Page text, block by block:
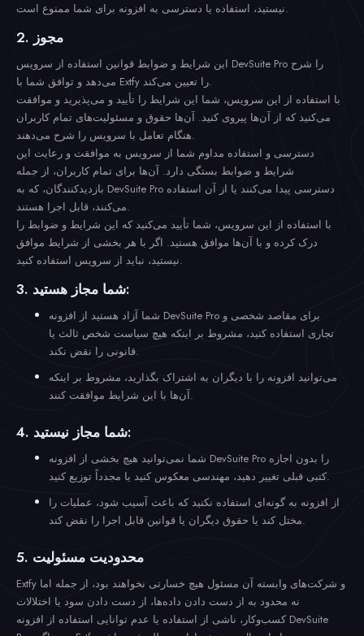
نیستید، استفاده یا دسترسی به افزونه برای شما ممنوع است.
2. مجوز
این شرایط و ضوابط قوانین استفاده از سرویس DevSuite Pro را شرح
می‌دهد و توافق شما با Extfy را تعیین می‌کند.
با استفاده از این سرویس، شما این شرایط را تأیید و می‌پذیرید و موافقت
می‌کنید که از آن‌ها پیروی کنید. آن‌ها حقوق و مسئولیت‌های تمام کاربران
هنگام تعامل با سرویس را شرح می‌دهند.
دسترسی و استفاده مداوم شما از سرویس به موافقت و رعایت این
شرایط و ضوابط بستگی دارد. آن‌ها برای تمام کاربران، از جمله
بازدیدکنندگان، که به DevSuite Pro دسترسی پیدا می‌کنند یا از آن استفاده
می‌کنند، قابل اجرا هستند.
با استفاده از این سرویس، شما تأیید می‌کنید که این شرایط و ضوابط را
درک کرده و با آن‌ها موافق هستید. اگر با هر بخشی از شرایط موافق
نیستید، نباید از سرویس استفاده کنید.
3. شما مجاز هستید:
شما آزاد هستید از افزونه DevSuite Pro برای مقاصد شخصی و
تجاری استفاده کنید، مشروط بر اینکه هیچ سیاست شخص ثالث یا
قانونی را نقض نکند.
می‌توانید افزونه را با دیگران به اشتراک بگذارید، مشروط بر اینکه
آن‌ها با این شرایط موافقت کنند.
4. شما مجاز نیستید:
شما نمی‌توانید هیچ بخشی از افزونه DevSuite Pro را بدون اجازه
کتبی قبلی تغییر دهید، مهندسی معکوس کنید یا مجدداً توزیع کنید.
از افزونه به گونه‌ای استفاده نکنید که باعث آسیب شود، عملیات را
مختل کند یا حقوق دیگران یا قوانین قابل اجرا را نقض کند.
5. محدودیت مسئولیت
Extfy و شرکت‌های وابسته آن مسئول هیچ خسارتی نخواهند بود، از جمله اما
نه محدود به از دست دادن داده‌ها، از دست دادن سود یا اختلالات
کسب‌وکار، ناشی از استفاده یا عدم توانایی استفاده از افزونه DevSuite